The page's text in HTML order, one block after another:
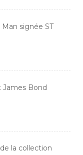
signée ST
James Bond
la collection